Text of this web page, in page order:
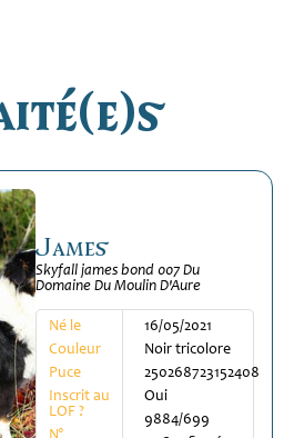
James
Skyfall james bond 007 Du
Domaine Du Moulin D'Aure
Né le
Couleur
Puce
Inscrit au
LOF ?
16/05/2021
Noir tricolore
250268723152408
Oui
9884/699